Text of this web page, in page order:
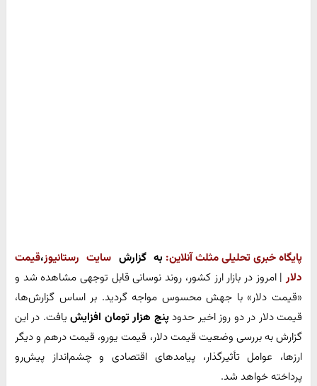
پایگاه خبری تحلیلی مثلث آنلاین: به گزارش سایت رستانیوز،قیمت
دلار | امروز در بازار ارز کشور، روند نوسانی قابل توجهی مشاهده شد و
«قیمت دلار» با جهش محسوس مواجه گردید. بر اساس گزارش‌ها،
قیمت دلار در دو روز اخیر حدودپنج هزار تومان افزایشیافت. در این
گزارش به بررسی وضعیت قیمت دلار، قیمت یورو، قیمت درهم و دیگر
ارزها، عوامل تأثیرگذار، پیامدهای اقتصادی و چشم‌انداز پیش‌رو
پرداخته خواهد شد.